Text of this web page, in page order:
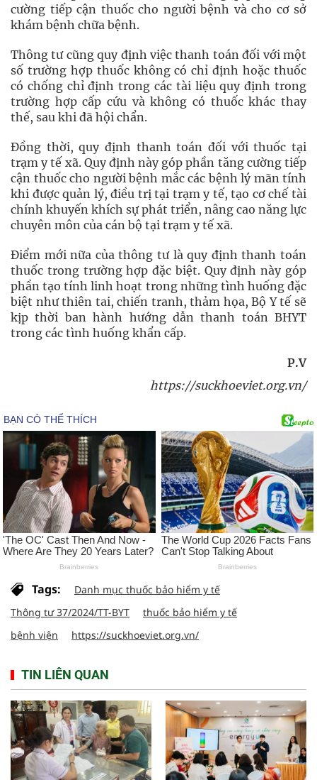
cường tiếp cận thuốc cho người bệnh và cho cơ sở
khám bệnh chữa bệnh.
Thông tư cũng quy định việc thanh toán đối với một
số trường hợp thuốc không có chỉ định hoặc thuốc
có chống chỉ định trong các tài liệu quy định trong
trường hợp cấp cứu và không có thuốc khác thay
thế, sau khi đã hội chẩn.
Đồng thời, quy định thanh toán đối với thuốc tại
trạm y tế xã. Quy định này góp phần tăng cường tiếp
cận thuốc cho người bệnh mắc các bệnh lý mãn tính
khi được quản lý, điều trị tại trạm y tế, tạo cơ chế tài
chính khuyến khích sự phát triển, nâng cao năng lực
chuyên môn của cán bộ tại trạm y tế xã.
Điểm mới nữa của thông tư là quy định thanh toán
thuốc trong trường hợp đặc biệt. Quy định này góp
phần tạo tính linh hoạt trong những tình huống đặc
biệt như thiên tai, chiến tranh, thảm họa, Bộ Y tế sẽ
kịp thời ban hành hướng dẫn thanh toán BHYT
trong các tình huống khẩn cấp.
P.V
https://suckhoeviet.org.vn/
Tags:
Danh mục thuốc bảo hiểm y tế
Thông tư 37/2024/TT-BYT
thuốc bảo hiểm y tế
bệnh viện
https://suckhoeviet.org.vn/
TIN LIÊN QUAN